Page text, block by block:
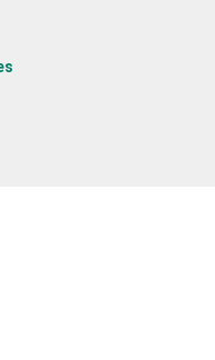
(Se abre en una ventana
en una ventana nueva)